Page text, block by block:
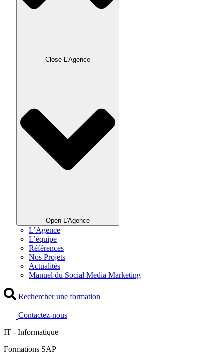
Close L'Agence
Open L'Agence
L’Agence
L’équipe
Références
Nos Projets
Actualités
Manuel du Social Media Marketing
Rechercher une formation
Contactez-nous
IT - Informatique
Formations SAP